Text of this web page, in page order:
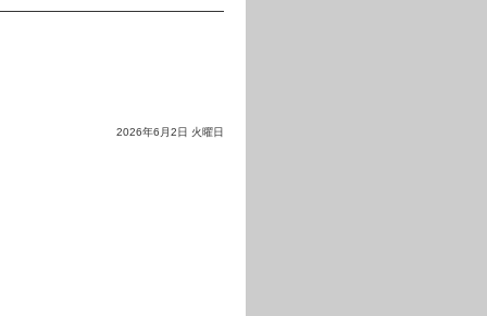
2026年6月2日 火曜日